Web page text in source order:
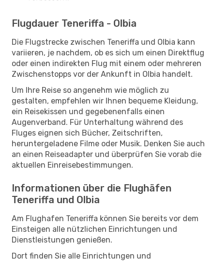
Flugdauer Teneriffa - Olbia
Die Flugstrecke zwischen Teneriffa und Olbia kann
variieren, je nachdem, ob es sich um einen Direktflug
oder einen indirekten Flug mit einem oder mehreren
Zwischenstopps vor der Ankunft in Olbia handelt.
Um Ihre Reise so angenehm wie möglich zu
gestalten, empfehlen wir Ihnen bequeme Kleidung,
ein Reisekissen und gegebenenfalls einen
Augenverband. Für Unterhaltung während des
Fluges eignen sich Bücher, Zeitschriften,
heruntergeladene Filme oder Musik. Denken Sie auch
an einen Reiseadapter und überprüfen Sie vorab die
aktuellen Einreisebestimmungen.
Informationen über die Flughäfen
Teneriffa und Olbia
Am Flughafen Teneriffa können Sie bereits vor dem
Einsteigen alle nützlichen Einrichtungen und
Dienstleistungen genießen.
Dort finden Sie alle Einrichtungen und